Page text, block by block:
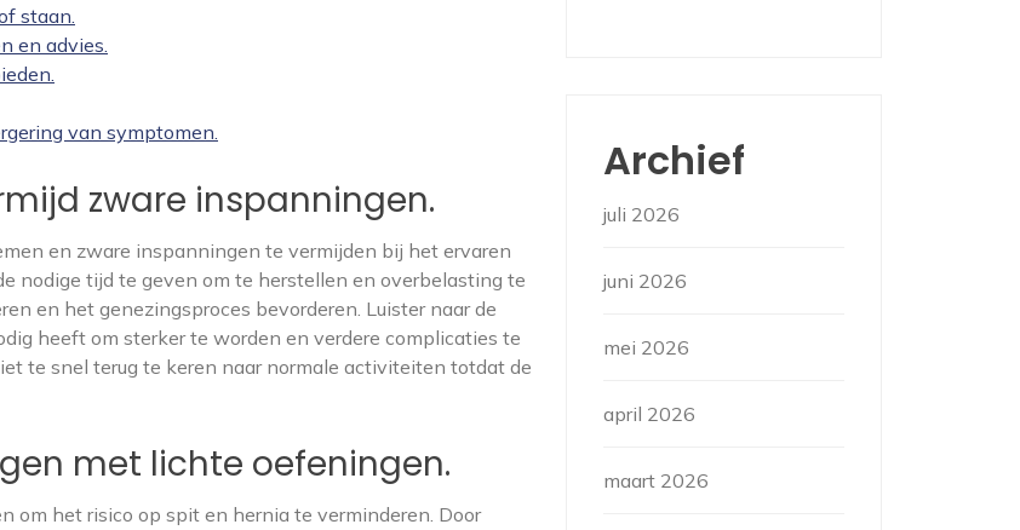
staan.
en advies.
van symptomen.
zware inspanningen.
en zware inspanningen te vermijden bij het ervaren
nodige tijd te geven om te herstellen en overbelasting te
en het genezingsproces bevorderen. Luister naar de
heeft om sterker te worden en verdere complicaties te
te snel terug te keren naar normale activiteiten totdat de
met lichte oefeningen.
om het risico op spit en hernia te verminderen. Door
Archief
juli 2026
juni 2026
mei 2026
april 2026
maart 2026